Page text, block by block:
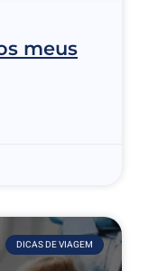
meus
DICAS DE VIAGEM